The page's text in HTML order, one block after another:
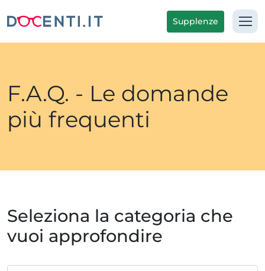
Supplenze
F.A.Q. - Le domande
più frequenti
Seleziona la categoria che
vuoi approfondire